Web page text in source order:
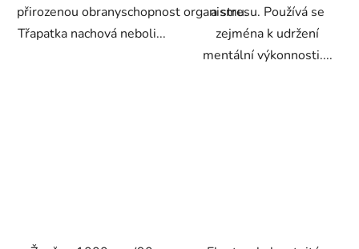
přirozenou obranyschopnost organismu.
Třapatka nachová neboli...
a stresu. Používá se
zejména k udržení
mentální výkonnosti....